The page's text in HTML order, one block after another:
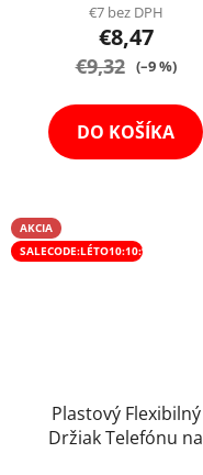
€7 bez DPH
€8,47
€9,32 (–9 %)
DO KOŠÍKA
AKCIA
SALECODE:LÉTO10:10:%
Plastový Flexibilný
Držiak Telefónu na